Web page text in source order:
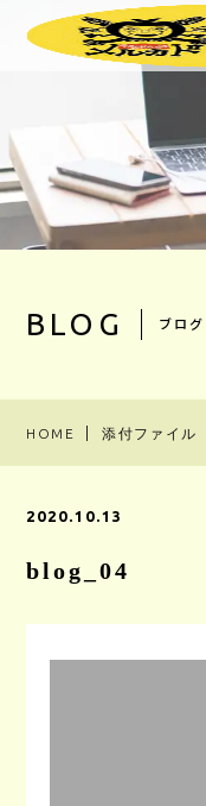
BLOG ブログ
HOME 添付ファイル
2020.10.13
blog_04